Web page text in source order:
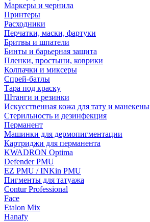
Маркеры и чернила
Принтеры
Расходники
Перчатки, маски, фартуки
Бритвы и шпатели
Бинты и барьерная защита
Пленки, простыни, коврики
Колпачки и миксеры
Спрей-батлы
Тара под краску
Штанги и резинки
Искусственная кожа для тату и манекены
Стерильность и дезинфекция
Перманент
Машинки для дермопигментации
Картриджи для перманента
KWADRON Optima
Defender PMU
EZ PMU / INKin PMU
Пигменты для татуажа
Contur Professional
Face
Etalon Mix
Hanafy